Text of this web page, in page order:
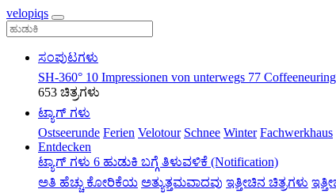
velopiqs
ಸಂಪುಟಗಳು
SH-360° 10 Impressionen von unterwegs 77 Coffeeneuring
653 ಚಿತ್ರಗಳು
ಟ್ಯಾಗ್ ಗಳು
Ostseerunde Ferien Velotour Schnee Winter Fachwerkhaus
Entdecken
ಟ್ಯಾಗ್ ಗಳು 6 ಹುಡುಕಿ ಬಗ್ಗೆ ತಿಳುವಳಿಕೆ (Notification)
ಅತಿ ಹೆಚ್ಚು ಕೋರಿಕೆಯ ಅತ್ಯುತ್ತಮವಾದವು ಇತ್ತೀಚಿನ ಚಿತ್ರಗಳು